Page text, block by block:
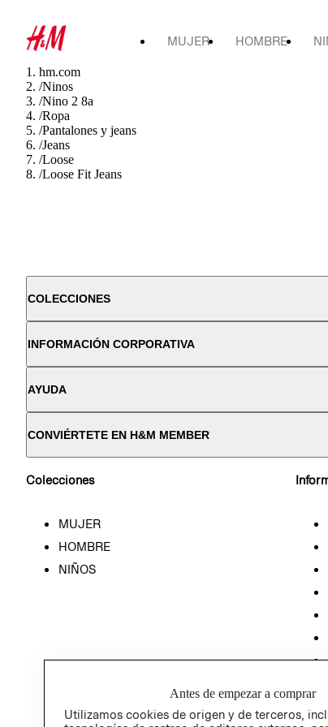
MUJER HOMBRE
hm.com
/Ninos
/Nino 2 8a
/Ropa
/Pantalones y jeans
/Jeans
/Loose
/Loose Fit Jeans
COLECCIONES
INFORMACIÓN CORPORATIVA
AYUDA
CONVIÉRTETE EN H&M MEMBER
Colecciones
MUJER
HOMBRE
NIÑOS
Antes de empezar a comprar
Utilizamos cookies de origen y de terceros,